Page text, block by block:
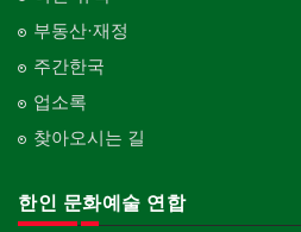
부동산·재정
주간한국
업소록
찾아오시는 길
한인 문화예술 연합